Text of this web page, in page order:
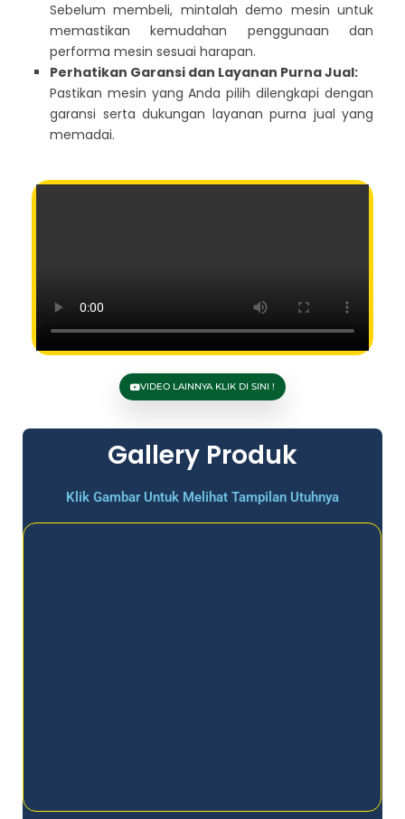
Sebelum membeli, mintalah demo mesin untuk
memastikan kemudahan penggunaan dan
performa mesin sesuai harapan.
Perhatikan Garansi dan Layanan Purna Jual:
Pastikan mesin yang Anda pilih dilengkapi dengan
garansi serta dukungan layanan purna jual yang
memadai.
VIDEO PENGGUNAAN LAINNYA
VIDEO LAINNYA KLIK DI SINI !
Gallery Produk
Klik Gambar Untuk Melihat Tampilan Utuhnya